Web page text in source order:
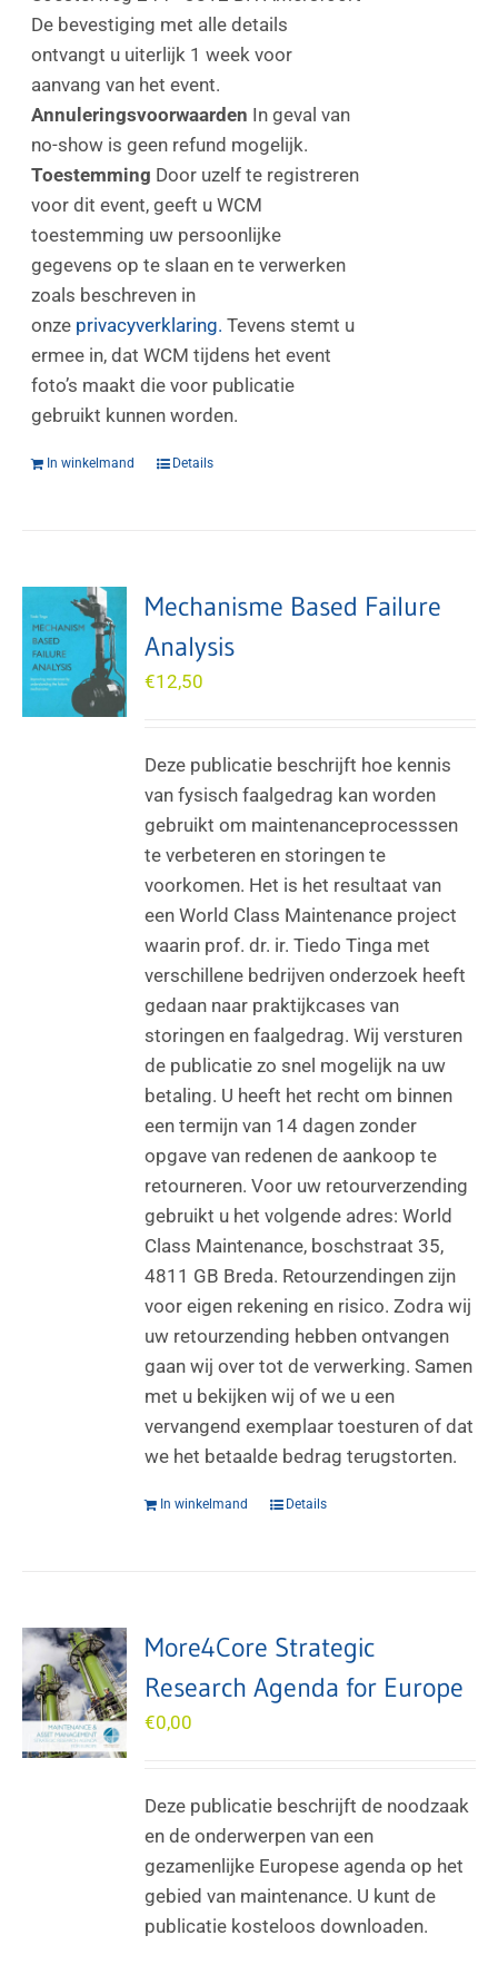
De bevestiging met alle details
ontvangt u uiterlijk 1 week voor
aanvang van het event.
Annuleringsvoorwaarden In geval van
no-show is geen refund mogelijk.
Toestemming Door uzelf te registreren
voor dit event, geeft u WCM
toestemming uw persoonlijke
gegevens op te slaan en te verwerken
zoals beschreven in
onze privacyverklaring. Tevens stemt u
ermee in, dat WCM tijdens het event
foto’s maakt die voor publicatie
gebruikt kunnen worden.
In winkelmand Details
Mechanisme Based Failure
Analysis
€12,50
Deze publicatie beschrijft hoe kennis
van fysisch faalgedrag kan worden
gebruikt om maintenanceprocesssen
te verbeteren en storingen te
voorkomen. Het is het resultaat van
een World Class Maintenance project
waarin prof. dr. ir. Tiedo Tinga met
verschillene bedrijven onderzoek heeft
gedaan naar praktijkcases van
storingen en faalgedrag. Wij versturen
de publicatie zo snel mogelijk na uw
betaling. U heeft het recht om binnen
een termijn van 14 dagen zonder
opgave van redenen de aankoop te
retourneren. Voor uw retourverzending
gebruikt u het volgende adres: World
Class Maintenance, boschstraat 35,
4811 GB Breda. Retourzendingen zijn
voor eigen rekening en risico. Zodra wij
uw retourzending hebben ontvangen
gaan wij over tot de verwerking. Samen
met u bekijken wij of we u een
vervangend exemplaar toesturen of dat
we het betaalde bedrag terugstorten.
In winkelmand Details
More4Core Strategic
Research Agenda for Europe
€0,00
Deze publicatie beschrijft de noodzaak
en de onderwerpen van een
gezamenlijke Europese agenda op het
gebied van maintenance. U kunt de
publicatie kosteloos downloaden.